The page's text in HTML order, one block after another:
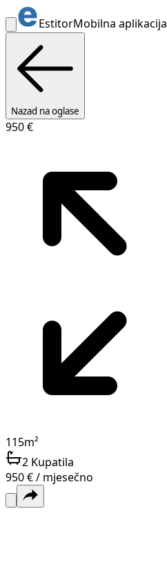
EstitorMobilna aplikacija
Nazad na oglase
950 €
115m²
2 Kupatila
950 € / mjesečno